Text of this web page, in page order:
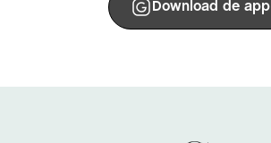
Download de app